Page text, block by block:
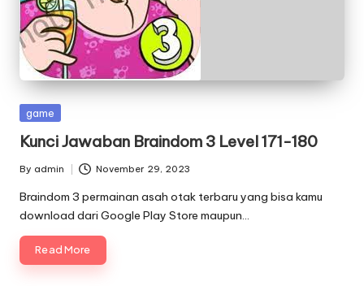
Posted
game
Kunci Jawaban Braindom 3 Level 171-180
Posted
by
By admin November 29, 2023
Braindom 3 permainan asah otak terbaru yang bisa kamu
download dari Google Play Store maupun…
Read More